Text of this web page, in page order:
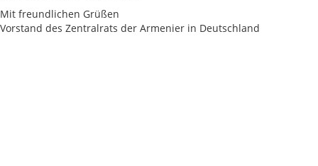
Mit freundlichen Grüßen
Vorstand des Zentralrats der Armenier in Deutschland